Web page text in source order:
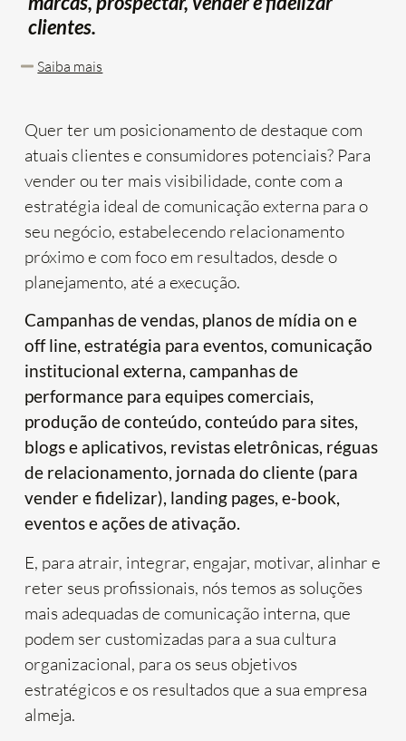
clientes.
Saiba mais
Quer ter um posicionamento de destaque com
atuais clientes e consumidores potenciais? Para
vender ou ter mais visibilidade, conte com a
estratégia ideal de comunicação externa para o
seu negócio, estabelecendo relacionamento
próximo e com foco em resultados, desde o
planejamento, até a execução.
Campanhas de vendas, planos de mídia on e
off line, estratégia para eventos, comunicação
institucional externa, campanhas de
performance para equipes comerciais,
produção de conteúdo, conteúdo para sites,
blogs e aplicativos, revistas eletrônicas, réguas
de relacionamento, jornada do cliente (para
vender e fidelizar), landing pages, e-book,
eventos e ações de ativação.
E, para atrair, integrar, engajar, motivar, alinhar e
reter seus profissionais, nós temos as soluções
mais adequadas de comunicação interna, que
podem ser customizadas para a sua cultura
organizacional, para os seus objetivos
estratégicos e os resultados que a sua empresa
almeja.